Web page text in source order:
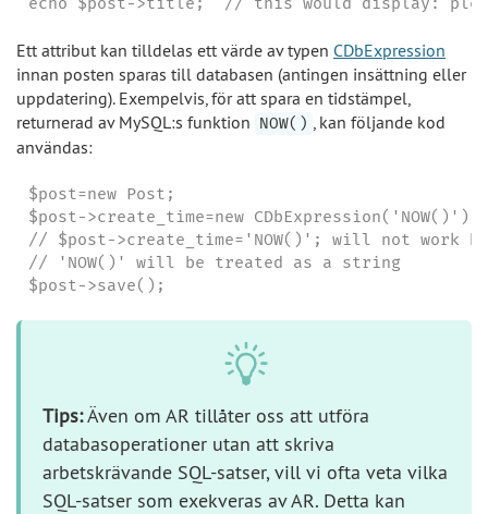
Ett attribut kan tilldelas ett värde av typen CDbExpression
innan posten sparas till databasen (antingen insättning eller
uppdatering). Exempelvis, för att spara en tidstämpel,
returnerad av MySQL:s funktion NOW() , kan följande kod
användas:
$post=new Post;
$post->create_time=new CDbExpression('NOW()');
// $post->create_time='NOW()'; will not work
// 'NOW()' will be treated as a string
$post->save();
Tips:Även om AR tillåter oss att utföra
databasoperationer utan att skriva
arbetskrävande SQL-satser, vill vi ofta veta vilka
SQL-satser som exekveras av AR. Detta kan